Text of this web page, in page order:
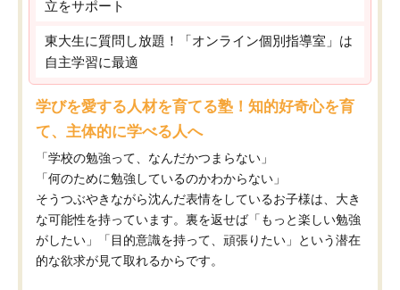
立をサポート
東大生に質問し放題！「オンライン個別指導室」は
自主学習に最適
学びを愛する人材を育てる塾！知的好奇心を育
て、主体的に学べる人へ
「学校の勉強って、なんだかつまらない」
「何のために勉強しているのかわからない」
そうつぶやきながら沈んだ表情をしているお子様は、大き
な可能性を持っています。裏を返せば「もっと楽しい勉強
がしたい」「目的意識を持って、頑張りたい」という潜在
的な欲求が見て取れるからです。